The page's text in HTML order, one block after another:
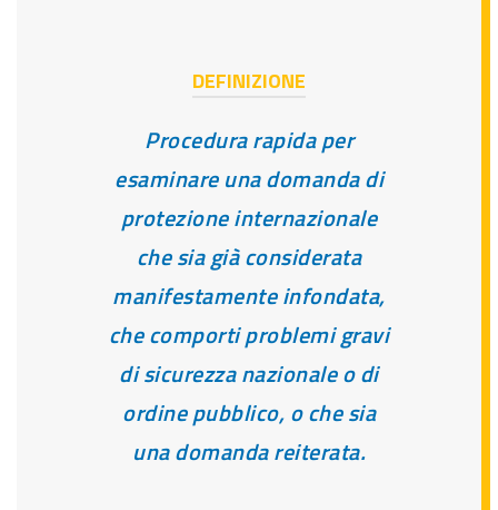
DEFINIZIONE
Procedura rapida per
esaminare una domanda di
protezione internazionale
che sia già considerata
manifestamente infondata,
che comporti problemi gravi
di sicurezza nazionale o di
ordine pubblico, o che sia
una domanda reiterata.